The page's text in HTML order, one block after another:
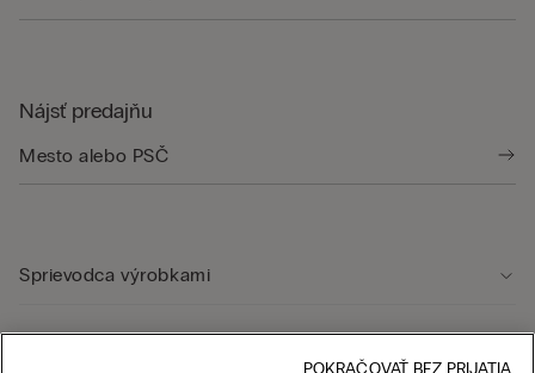
Nájsť predajňu
Sprievodca výrobkami
POKRAČOVAŤ BEZ PRIJATIA